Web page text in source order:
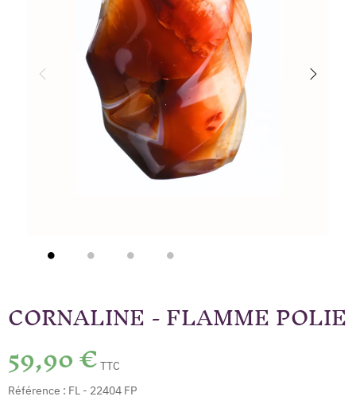
CORNALINE - FLAMME POLIE
59,90 € TTC
Référence : FL - 22404 FP